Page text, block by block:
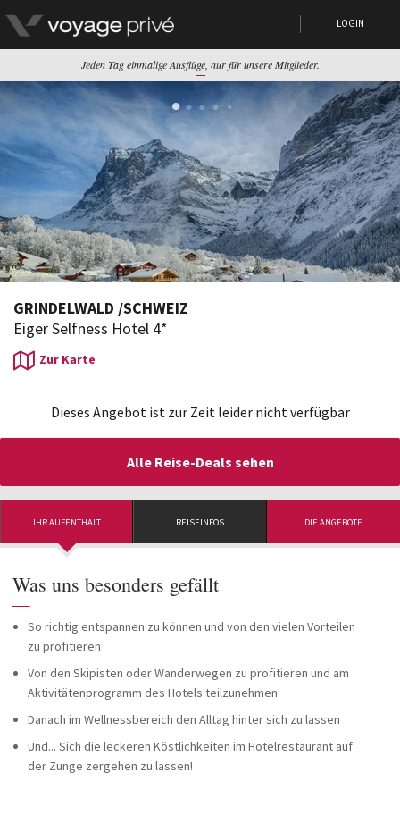
LOGIN
Jeden Tag einmalige Ausflüge, nur für unsere Mitglieder.
Dieses Angebot ist zur Zeit leider nicht verfügbar
Alle Reise-Deals sehen
GRINDELWALD /SCHWEIZ
Eiger Selfness Hotel 4*
Zur Karte
IHR AUFENTHALT REISEINFOS DIE ANGEBOTE
Was uns besonders gefällt
—
So richtig entspannen zu können und von den vielen Vorteilen
zu profitieren
Von den Skipisten oder Wanderwegen zu profitieren und am
Aktivitätenprogramm des Hotels teilzunehmen
Danach im Wellnessbereich den Alltag hinter sich zu lassen
Und... Sich die leckeren Köstlichkeiten im Hotelrestaurant auf
der Zunge zergehen zu lassen!